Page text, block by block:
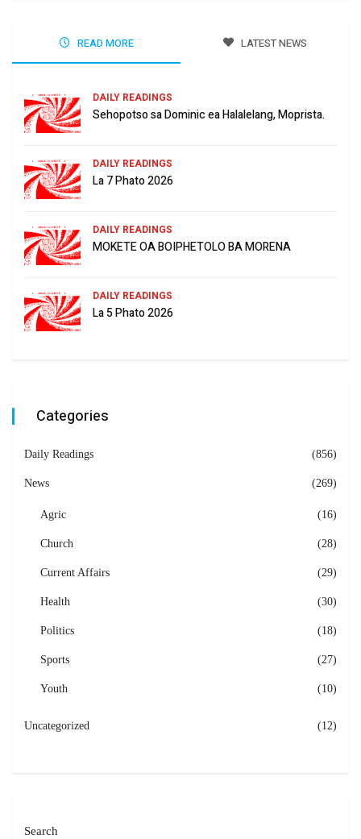
READ MORE LATEST NEWS
DAILY READINGS
Sehopotso sa Dominic ea Halalelang, Moprista.
DAILY READINGS
La 7 Phato 2026
DAILY READINGS
MOKETE OA BOIPHETOLO BA MORENA
DAILY READINGS
La 5 Phato 2026
Categories
Daily Readings (856)
News (269)
Agric (16)
Church (28)
Current Affairs (29)
Health (30)
Politics (18)
Sports (27)
Youth (10)
Uncategorized (12)
Search